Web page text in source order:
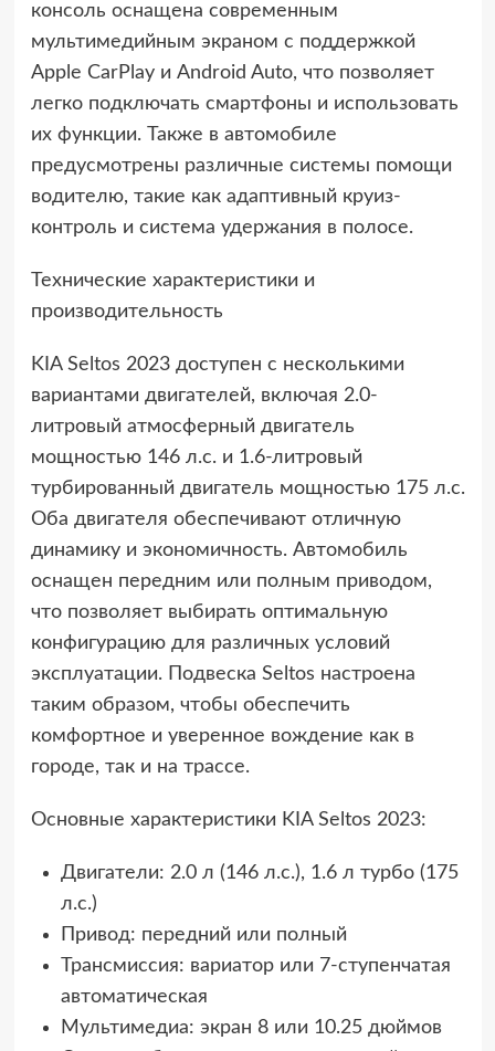
консоль оснащена современным
мультимедийным экраном с поддержкой
Apple CarPlay и Android Auto, что позволяет
легко подключать смартфоны и использовать
их функции. Также в автомобиле
предусмотрены различные системы помощи
водителю, такие как адаптивный круиз-
контроль и система удержания в полосе.
Технические характеристики и
производительность
KIA Seltos 2023 доступен с несколькими
вариантами двигателей, включая 2.0-
литровый атмосферный двигатель
мощностью 146 л.с. и 1.6-литровый
турбированный двигатель мощностью 175 л.с.
Оба двигателя обеспечивают отличную
динамику и экономичность. Автомобиль
оснащен передним или полным приводом,
что позволяет выбирать оптимальную
конфигурацию для различных условий
эксплуатации. Подвеска Seltos настроена
таким образом, чтобы обеспечить
комфортное и уверенное вождение как в
городе, так и на трассе.
Основные характеристики KIA Seltos 2023:
Двигатели: 2.0 л (146 л.с.), 1.6 л турбо (175
л.с.)
Привод: передний или полный
Трансмиссия: вариатор или 7-ступенчатая
автоматическая
Мультимедиа: экран 8 или 10.25 дюймов